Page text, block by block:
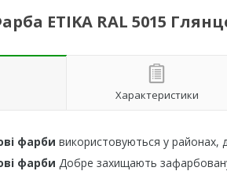
ETIKA RAL 5015
Характеристики
фарби використовуються у районах,
фарби Добре захищають